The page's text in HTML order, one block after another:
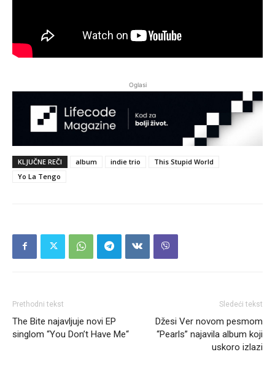
Oglasi
KLJUČNE REČI album indie trio
This Stupid World
Yo La Tengo
Prethodni tekst
The Bite najavljuje novi EP
singlom “You Don’t Have Me“
Sledeći tekst
Džesi Ver novom pesmom
“Pearls” najavila album koji
uskoro izlazi